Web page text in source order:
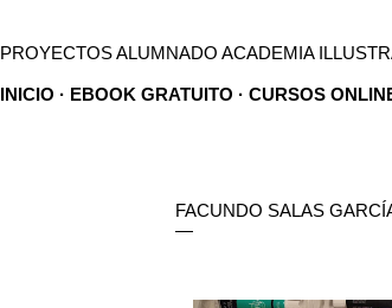
PROYECTOS ALUMNADO ACADEMIA
INICIO EBOOK GRATUITO CURSOS
FACUNDO SALAS